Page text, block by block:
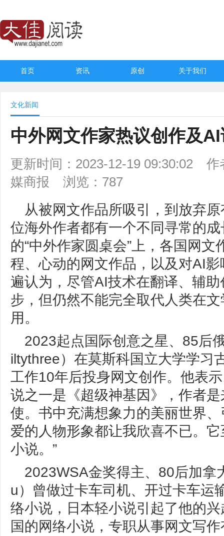
首页 资讯 原创 关于我们
文化新闻
中外网文作家热议创作及
更新时间：2023-12-19 09:30:02
作
媒商报
浏览：787
从被网文作品所吸引，到放弃
位海外作者都有一个不同寻常的
的“中外作家圆桌会”上，各国网
程、心动的网文作品，以及对AI
遍认为，尽管AI技术在翻译、辅
步，但仍然不能完全取代人类在
用。
2023起点国际创意之星、85后
iltythree）在莫斯科国立大学学习
工作10年后投身网文创作。他表
说之一是《超级神基因》，作者
使。书中充满想象力的美丽世界
爱的人物形象都让我欣喜不已。
小说。”
2023WSA金奖得主、80后加拿
u）曾做过卡车司机、开过卡车运
络小说，日本轻小说引起了他的
国的网络小说，专职从事网文写